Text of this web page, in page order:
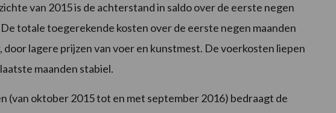
van 2015 is de achterstand in saldo over de eerste negen
totale toegerekende kosten over de eerste negen maanden
door lagere prijzen van voer en kunstmest. De voerkosten liepen
maanden stabiel.
(van oktober 2015 tot en met september 2016) bedraagt de